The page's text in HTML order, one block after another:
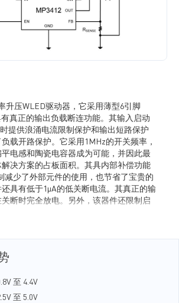
升压WLED驱动器，它采用薄型6引脚
有真正的输出负载断连功能。其输入启动
提供浪涌电流限制保护和输出短路保护
载开路保护。它采用1MHz的开关频率，
电感和陶瓷电容器成为可能，并因此最
决方案的占板面积。其具内部补偿功能
减少了外部元件的使用，也节省了宝贵的
具有低于1µA的低关断电流。其真正的输
断时完全放电。另外，该器件还限制启
输入浪涌降至最低。MP3412 采用 薄型6
至 4.4V
至 5.0V